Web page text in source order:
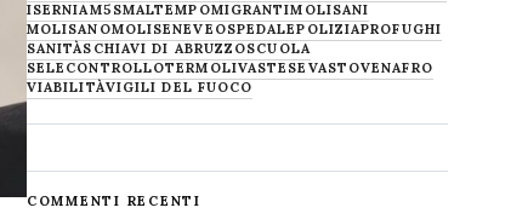
ISERNIAM5SMALTEMPOMIGRANTIMOLISANI
MOLISANOMOLISENEVE OSPEDALEPOLIZIAPROFUGHI
SANITÀSCHIAVI DI ABRUZZOSCUOLA
SELECONTROLLOTERMOLIVASTESE VASTOVENAFRO
VIABILITÀVIGILI DEL FUOCO
COMMENTI RECENTI